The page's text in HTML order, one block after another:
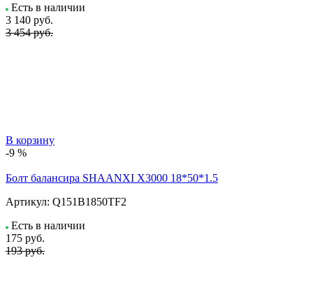
Есть в наличии
3 140 руб.
3 454 руб.
В корзину
-9 %
Болт балансира SHAANXI Х3000 18*50*1.5
Артикул: Q151B1850TF2
Есть в наличии
175 руб.
193 руб.